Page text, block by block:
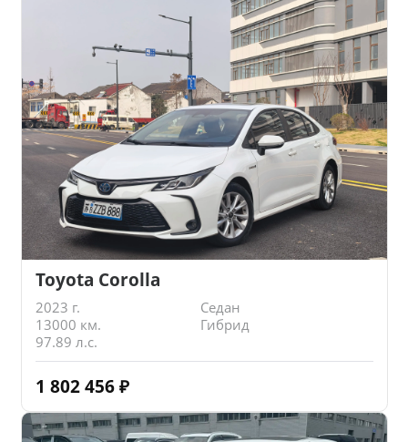
Toyota Corolla
2023 г.
Седан
13000 км.
Гибрид
97.89 л.с.
1 802 456 ₽